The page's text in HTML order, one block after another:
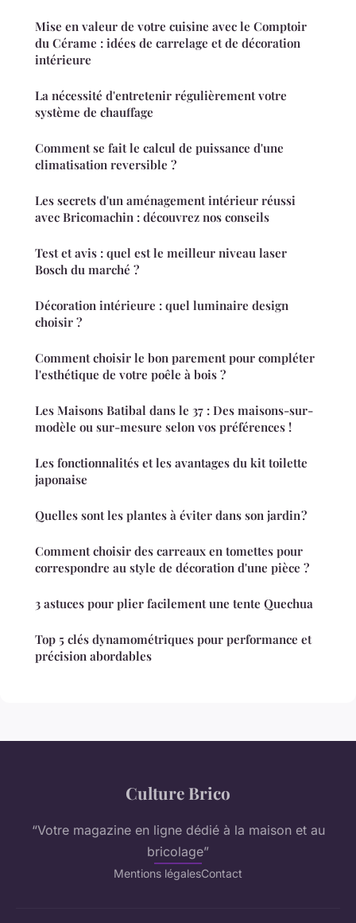
Mise en valeur de votre cuisine avec le Comptoir
du Cérame : idées de carrelage et de décoration
intérieure
La nécessité d'entretenir régulièrement votre
système de chauffage
Comment se fait le calcul de puissance d'une
climatisation reversible ?
Les secrets d'un aménagement intérieur réussi
avec Bricomachin : découvrez nos conseils
Test et avis : quel est le meilleur niveau laser
Bosch du marché ?
Décoration intérieure : quel luminaire design
choisir ?
Comment choisir le bon parement pour compléter
l'esthétique de votre poêle à bois ?
Les Maisons Batibal dans le 37 : Des maisons-sur-
modèle ou sur-mesure selon vos préférences !
Les fonctionnalités et les avantages du kit toilette
japonaise
Quelles sont les plantes à éviter dans son jardin ?
Comment choisir des carreaux en tomettes pour
correspondre au style de décoration d'une pièce ?
3 astuces pour plier facilement une tente Quechua
Top 5 clés dynamométriques pour performance et
précision abordables
Culture Brico
“Votre magazine en ligne dédié à la maison et au
bricolage”
Mentions légalesContact